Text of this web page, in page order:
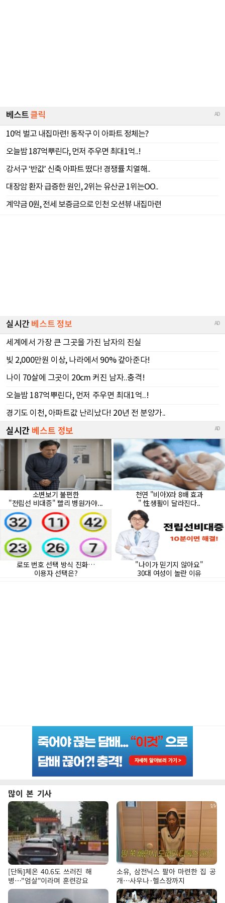
많이 본 기사
[단독]체온 40.6도 쓰러진 해
병…"엄살"이라며 훈련강요
소유, 삼전닉스 팔아 마련한 집 공
개…사우나·헬스장까지